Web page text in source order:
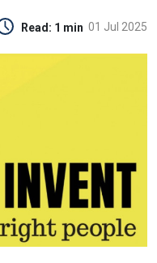
Read: 1 min 01 Jul 2025